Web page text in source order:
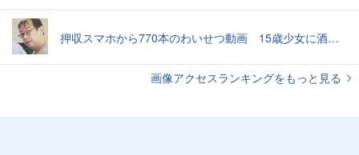
押収スマホから770本のわいせつ動画 15歳少女に酒と薬飲ませ性的暴行か 54歳男を再逮捕 「薬もありますよ」とSNSで誘い出し
画像アクセスランキングをもっと見る